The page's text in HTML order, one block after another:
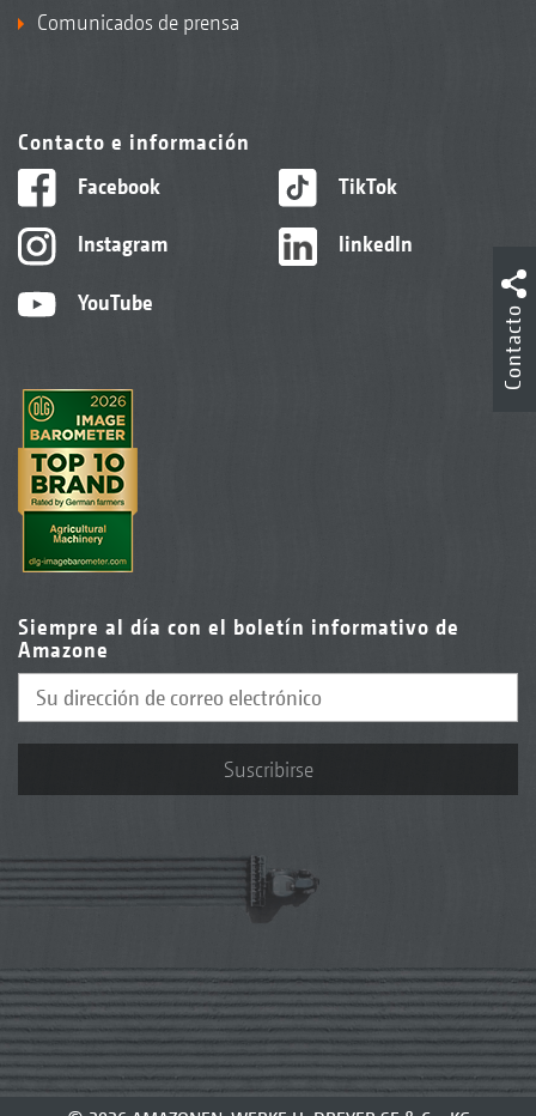
Comunicados de prensa
Contacto e información
Facebook
Instagram
YouTube
TikTok
linkedIn
Siempre al día con el boletín informativo de
Amazone
Suscribirse
Contacto